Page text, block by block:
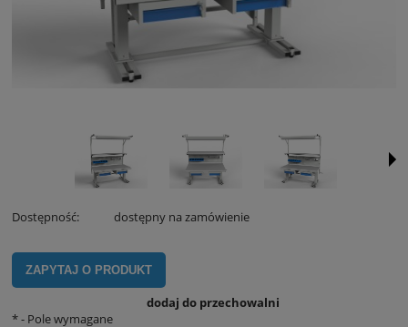
Dostępność: dostępny na zamówienie
ZAPYTAJ O PRODUKT
dodaj do przechowalni
*- Pole wymagane